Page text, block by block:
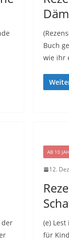
Buch
wie ihr
der
AB 10
12.
(e)
für